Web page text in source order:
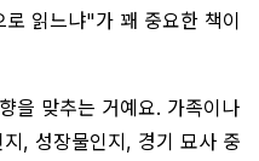
읽느냐"가 꽤 중요한 책이
을 맞추는 거예요. 가족이나
, 성장물인지, 경기 묘사 중